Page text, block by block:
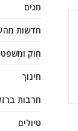
חגים
חדשות
חוק ומשפט
חינוך
חרבות
טיולים